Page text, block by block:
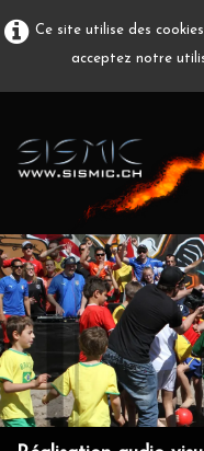
Ce site utilise des
acceptez notre
ACCUEIL
PRODUCTION A/V
DÉVELOPPEMENT
EN IMAGE
CONTACT